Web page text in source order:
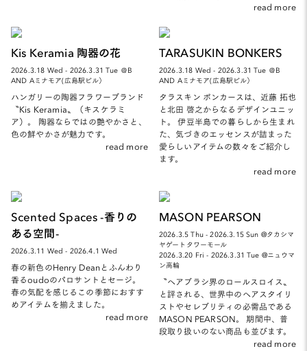
read more
Kis Keramia 陶器の花
2026.3.18 Wed - 2026.3.31 Tue ＠B
AND Aミナモア(広島駅ビル）
ハンガリーの陶器フラワーブランド
〝Kis Keramia〟（キスケラミ
ア）。 陶器ならではの艶やかさと、
色の鮮やかさが魅力です。
read more
TARASUKIN BONKERS
2026.3.18 Wed - 2026.3.31 Tue ＠B
AND Aミナモア(広島駅ビル）
タラスキン ボンカースは、近藤 拓也
と北田 啓之からなるデザインユニッ
ト。 伊豆半島での暮らしから生まれ
た、気づきのエッセンスが詰まった
愛らしいアイテムの数々をご紹介し
ます。
read more
Scented Spaces -香りの
ある空間-
2026.3.11 Wed - 2026.4.1 Wed
春の新色のHenry Deanとふんわり
香るoudoのパロサントとセージ。
春の気配を感じるこの季節におすす
めアイテムを揃えました。
read more
MASON PEARSON
2026.3.5 Thu - 2026.3.15 Sun @タカシマ
ヤゲートタワーモール
2026.3.20 Fri - 2026.3.31 Tue @ニュウマ
ン高輪
〝ヘアブラシ界のロールスロイス〟
と評される、世界中のヘアスタイリ
ストやセレブリティの必需品である
MASON PEARSON。 期間中、普
段取り扱いのない商品も並びます。
read more